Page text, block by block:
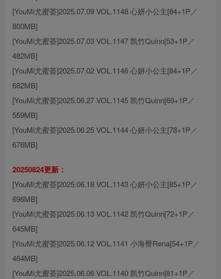
[YouMi尤蜜荟]2025.07.09 VOL.1148 心妍小公主[84+1P／
800MB]
[YouMi尤蜜荟]2025.07.03 VOL.1147 凯竹Quinn[53+1P／
482MB]
[YouMi尤蜜荟]2025.07.02 VOL.1146 心妍小公主[84+1P／
682MB]
[YouMi尤蜜荟]2025.06.27 VOL.1145 凯竹Quinn[69+1P／
559MB]
[YouMi尤蜜荟]2025.06.25 VOL.1144 心妍小公主[78+1P／
676MB]
20250824更新：
[YouMi尤蜜荟]2025.06.18 VOL.1143 心妍小公主[85+1P／
696MB]
[YouMi尤蜜荟]2025.06.13 VOL.1142 凯竹Quinn[72+1P／
645MB]
[YouMi尤蜜荟]2025.06.12 VOL.1141 小海臀Rena[54+1P／
464MB]
[YouMi尤蜜荟]2025.06.06 VOL.1140 凯竹Quinn[81+1P／